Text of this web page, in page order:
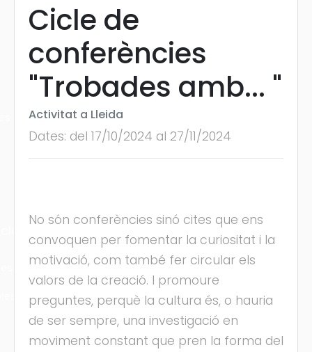
Cicle de
conferències
"Trobades amb... "
Activitat a Lleida
Dates: del 17/10/2024 al 27/11/2024
No són conferències sinó cites que ens
convoquen per fomentar la curiositat i la
motivació, com també fer circular els
valors de la creació. I promoure
preguntes, perquè la cultura és, o hauria
de ser sempre, una investigació en
moviment constant que pren la forma del